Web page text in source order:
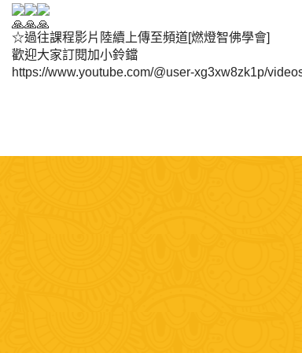
☆過往課程影片陸續上傳至頻道[燃燈智佛學會]
歡迎大家訂閱加小鈴鐺
https://www.youtube.com/@user-xg3xw8zk1p/